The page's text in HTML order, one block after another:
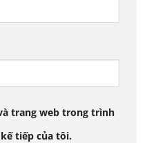
trang web trong trình
tiếp của tôi.